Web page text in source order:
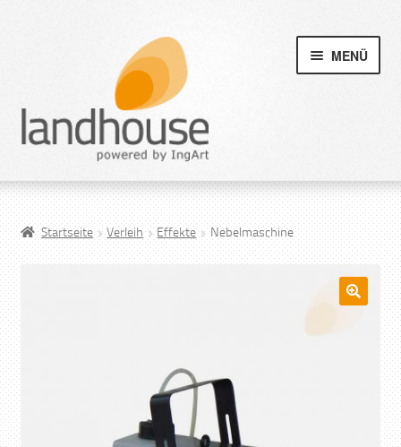
MENÜ
Startseite Verleih Effekte Nebelmaschine